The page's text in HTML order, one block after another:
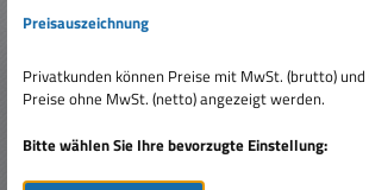
Preisauszeichnung
Privatkunden können Preise mit MwSt. (brutto)
Preise ohne MwSt. (netto) angezeigt werden.
Bitte wählen Sie Ihre bevorzugte Einstellung: